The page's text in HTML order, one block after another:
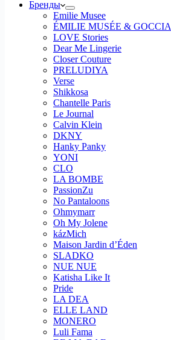
Бренды
Emilie Musee
ÉMILIE MUSÉE & GOCCIA
LOVE Stories
Dear Me Lingerie
Closer Couture
PRELUDIYA
Verse
Shikkosa
Chantelle Paris
Le Journal
Calvin Klein
DKNY
Hanky Panky
YONI
CLO
LA BOMBE
PassionZu
No Pantaloons
Ohmymarr
Oh My Jolene
kázMich
Maison Jardin d’Éden
SLADKO
NUE NUE
Katisha Like It
Pride
LA DEA
ELLE LAND
MONERO
Luli Fama